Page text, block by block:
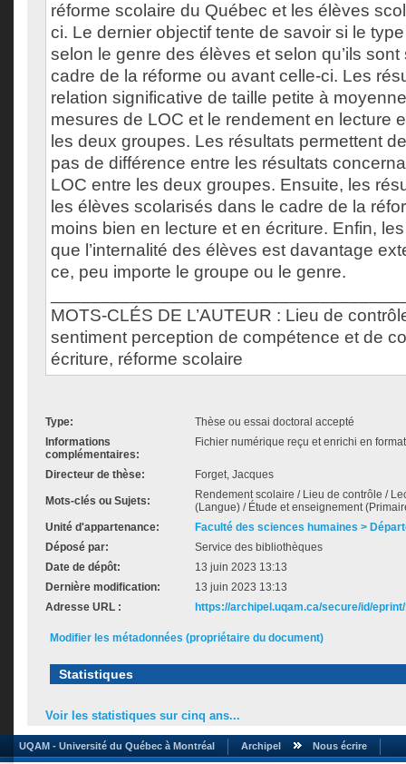
réforme scolaire du Québec et les élèves
ci. Le dernier objectif tente de savoir si le type
selon le genre des élèves et selon qu’ils
cadre de la réforme ou avant celle-ci. Les
relation significative de taille petite à
mesures de LOC et le rendement en lecture
les deux groupes. Les résultats permettent de
pas de différence entre les résultats
LOC entre les deux groupes. Ensuite, les
les élèves scolarisés dans le cadre de la
moins bien en lecture et en écriture. Enfin,
que l’internalité des élèves est davantage
ce, peu importe le groupe ou le genre.
MOTS-CLÉS DE L’AUTEUR : Lieu de
sentiment perception de compétence et de
écriture, réforme scolaire
Type:
Thèse ou essai doctoral accepté
Informations
complémentaires:
Fichier numérique reçu et enrichi en
Directeur de thèse: Forget, Jacques
Mots-clés ou Sujets:
Rendement scolaire / Lieu de contrôle /
(Langue) / Étude et enseignement
Unité d'appartenance:
Faculté des sciences humaines >
Déposé par:
Service des bibliothèques
Date de dépôt:
13 juin 2023 13:13
Dernière modification:
13 juin 2023 13:13
Adresse URL :
https://archipel.uqam.ca/secure/id/
Modifier les métadonnées (propriétaire du document)
Statistiques
Voir les statistiques sur cinq ans...
UQAM - Université du Québec à Montréal Archipel Nous écrire